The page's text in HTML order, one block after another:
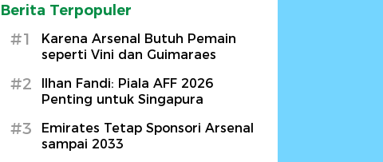
Berita Terpopuler
#1
Karena Arsenal Butuh Pemain
seperti Vini dan Guimaraes
#2
Ilhan Fandi: Piala AFF 2026
Penting untuk Singapura
#3
Emirates Tetap Sponsori Arsenal
sampai 2033